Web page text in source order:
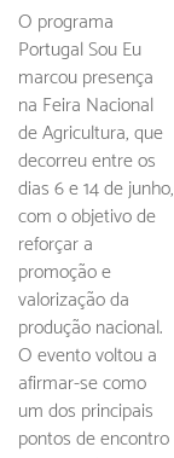
O programa
Portugal Sou Eu
marcou presença
na Feira Nacional
de Agricultura, que
decorreu entre os
dias 6 e 14 de junho,
com o objetivo de
reforçar a
promoção e
valorização da
produção nacional.
O evento voltou a
afirmar-se como
um dos principais
pontos de encontro